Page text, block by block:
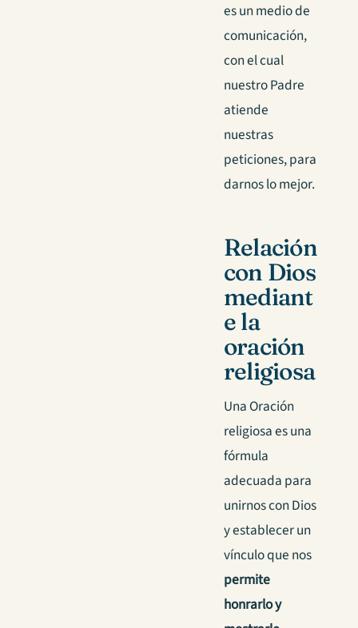
es un medio de
comunicación,
con el cual
nuestro Padre
atiende
nuestras
peticiones, para
darnos lo mejor.
Relación
con Dios
mediant
e la
oración
religiosa
Una Oración
religiosa es una
fórmula
adecuada para
unirnos con Dios
y establecer un
vínculo que nos
permite
honrarlo y